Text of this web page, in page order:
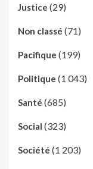
Justice (29)
Non classé (71)
Pacifique (199)
Politique (1 043)
Santé (685)
Social (323)
Société (1 203)